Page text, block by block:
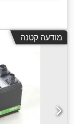
מודעה קטנה